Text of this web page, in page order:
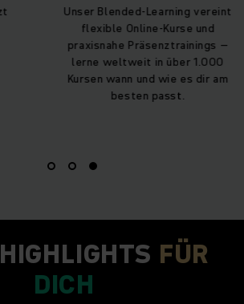
Unser Blended-Learning vereint
flexible Online-Kurse und
praxisnahe Präsenztrainings –
lerne weltweit in über 1.000
Kursen wann und wie es dir am
besten passt.
HIGHLIGHTS FÜR
DICH